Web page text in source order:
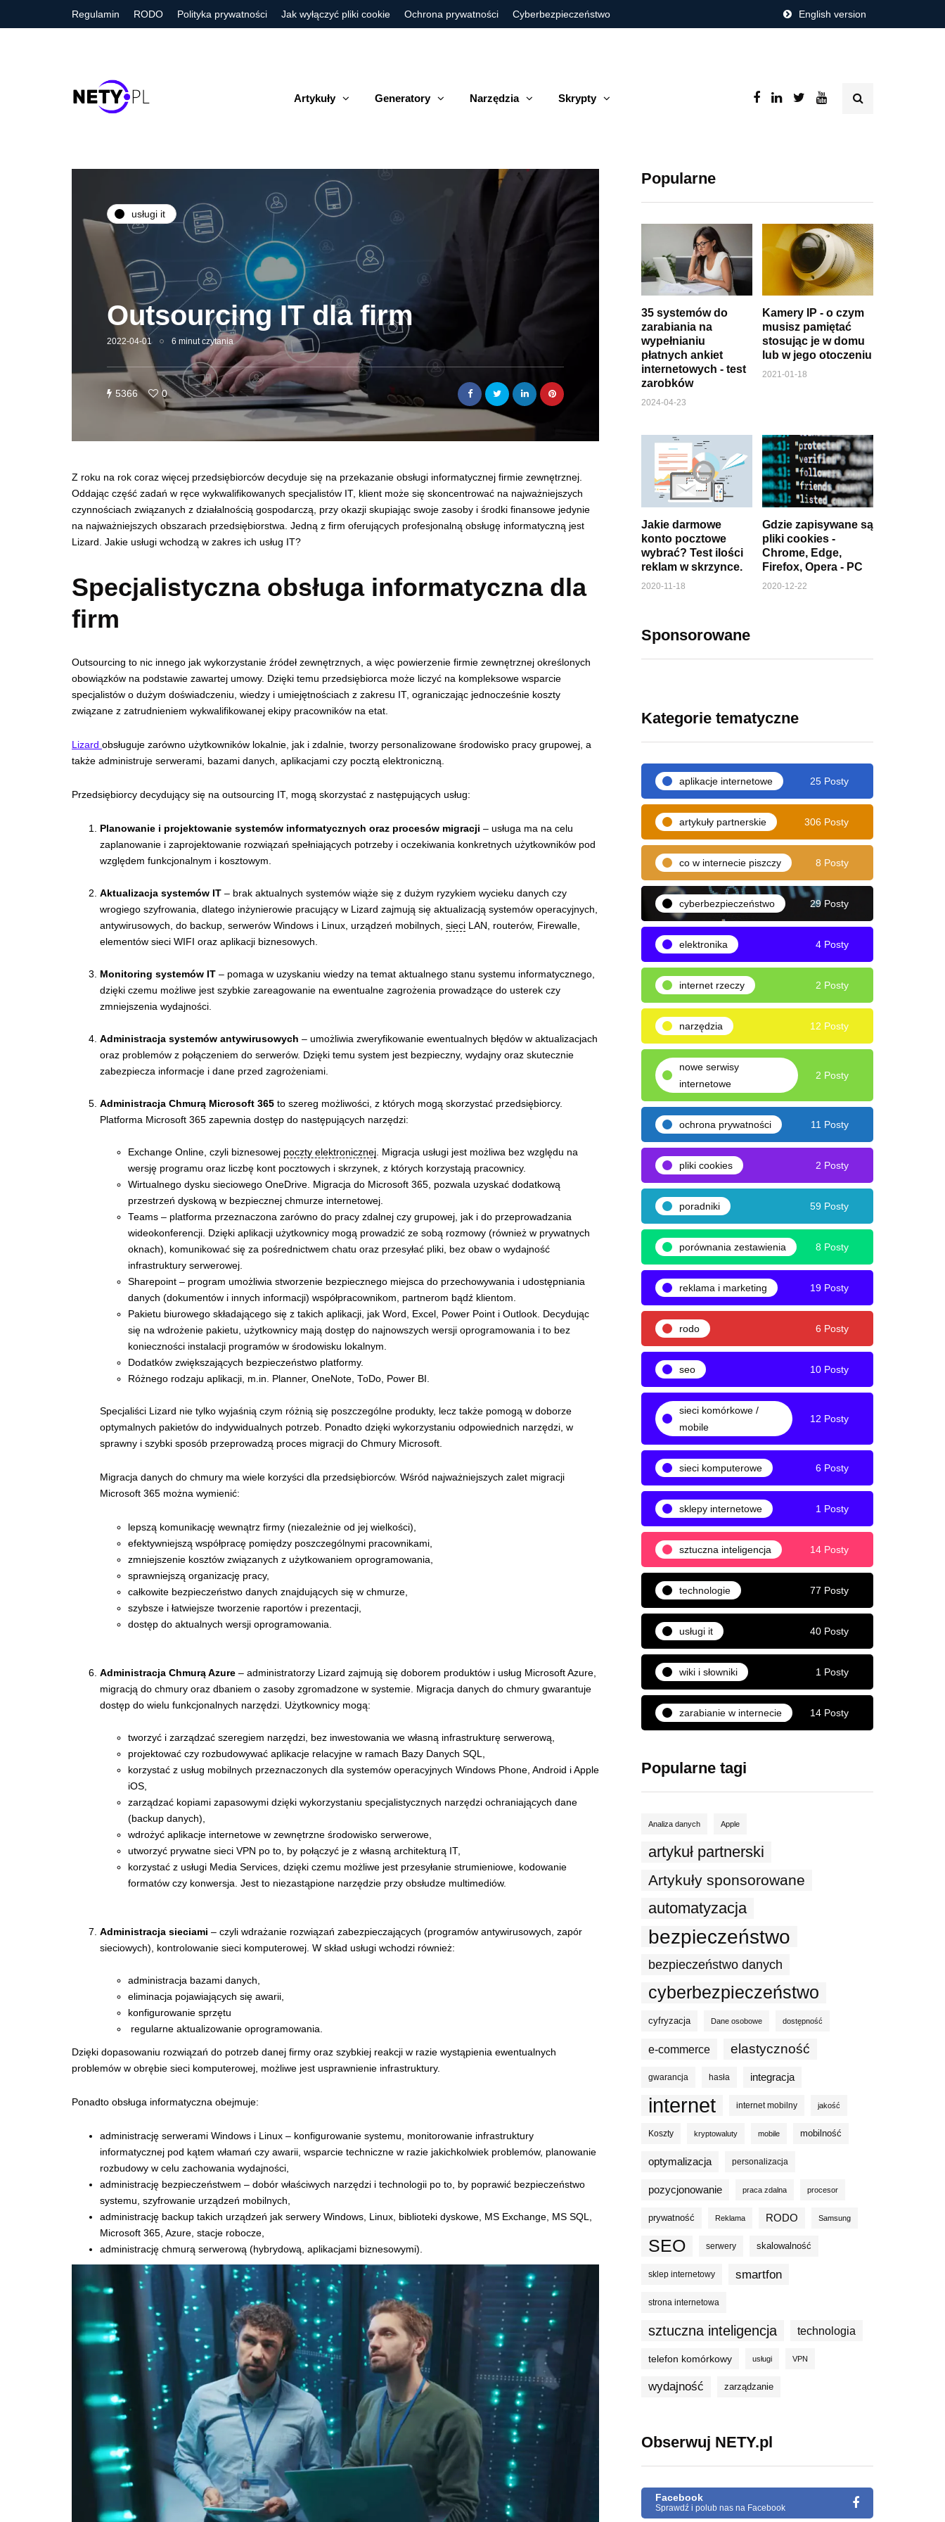
Regulamin RODO Polityka prywatności Jak wyłączyć pliki cookie Ochrona prywatności Cyberbezpieczeństwo English version
Artykuły Generatory Narzędzia Skrypty
usługi it
Outsourcing IT dla firm
2022-04-01 6 minut czytania
5366 0
Z roku na rok coraz więcej przedsiębiorców decyduje się na przekazanie obsługi informatycznej firmie zewnętrznej.
Oddając część zadań w ręce wykwalifikowanych specjalistów IT, klient może się skoncentrować na najważniejszych
czynnościach związanych z działalnością gospodarczą, przy okazji skupiając swoje zasoby i środki finansowe jedynie
na najważniejszych obszarach przedsiębiorstwa. Jedną z firm oferujących profesjonalną obsługę informatyczną jest
Lizard. Jakie usługi wchodzą w zakres ich usług IT?
Specjalistyczna obsługa informatyczna dla
firm
Outsourcing to nic innego jak wykorzystanie źródeł zewnętrznych, a więc powierzenie firmie zewnętrznej określonych
obowiązków na podstawie zawartej umowy. Dzięki temu przedsiębiorca może liczyć na kompleksowe wsparcie
specjalistów o dużym doświadczeniu, wiedzy i umiejętnościach z zakresu IT, ograniczając jednocześnie koszty
związane z zatrudnieniem wykwalifikowanej ekipy pracowników na etat.
Lizard obsługuje zarówno użytkowników lokalnie, jak i zdalnie, tworzy personalizowane środowisko pracy grupowej, a
także administruje serwerami, bazami danych, aplikacjami czy pocztą elektroniczną.
Przedsiębiorcy decydujący się na outsourcing IT, mogą skorzystać z następujących usług:
Planowanie i projektowanie systemów informatycznych oraz procesów migracji – usługa ma na celu
zaplanowanie i zaprojektowanie rozwiązań spełniających potrzeby i oczekiwania konkretnych użytkowników pod
względem funkcjonalnym i kosztowym.
Aktualizacja systemów IT – brak aktualnych systemów wiąże się z dużym ryzykiem wycieku danych czy
wrogiego szyfrowania, dlatego inżynierowie pracujący w Lizard zajmują się aktualizacją systemów operacyjnych,
antywirusowych, do backup, serwerów Windows i Linux, urządzeń mobilnych, sieci LAN, routerów, Firewalle,
elementów sieci WIFI oraz aplikacji biznesowych.
Monitoring systemów IT – pomaga w uzyskaniu wiedzy na temat aktualnego stanu systemu informatycznego,
dzięki czemu możliwe jest szybkie zareagowanie na ewentualne zagrożenia prowadzące do usterek czy
zmniejszenia wydajności.
Administracja systemów antywirusowych – umożliwia zweryfikowanie ewentualnych błędów w aktualizacjach
oraz problemów z połączeniem do serwerów. Dzięki temu system jest bezpieczny, wydajny oraz skutecznie
zabezpiecza informacje i dane przed zagrożeniami.
Administracja Chmurą Microsoft 365 to szereg możliwości, z których mogą skorzystać przedsiębiorcy.
Platforma Microsoft 365 zapewnia dostęp do następujących narzędzi:
Exchange Online, czyli biznesowej poczty elektronicznej. Migracja usługi jest możliwa bez względu na
wersję programu oraz liczbę kont pocztowych i skrzynek, z których korzystają pracownicy.
Wirtualnego dysku sieciowego OneDrive. Migracja do Microsoft 365, pozwala uzyskać dodatkową
przestrzeń dyskową w bezpiecznej chmurze internetowej.
Teams – platforma przeznaczona zarówno do pracy zdalnej czy grupowej, jak i do przeprowadzania
wideokonferencji. Dzięki aplikacji użytkownicy mogą prowadzić ze sobą rozmowy (również w prywatnych
oknach), komunikować się za pośrednictwem chatu oraz przesyłać pliki, bez obaw o wydajność
infrastruktury serwerowej.
Sharepoint – program umożliwia stworzenie bezpiecznego miejsca do przechowywania i udostępniania
danych (dokumentów i innych informacji) współpracownikom, partnerom bądź klientom.
Pakietu biurowego składającego się z takich aplikacji, jak Word, Excel, Power Point i Outlook. Decydując
się na wdrożenie pakietu, użytkownicy mają dostęp do najnowszych wersji oprogramowania i to bez
konieczności instalacji programów w środowisku lokalnym.
Dodatków zwiększających bezpieczeństwo platformy.
Różnego rodzaju aplikacji, m.in. Planner, OneNote, ToDo, Power BI.
Specjaliści Lizard nie tylko wyjaśnią czym różnią się poszczególne produkty, lecz także pomogą w doborze
optymalnych pakietów do indywidualnych potrzeb. Ponadto dzięki wykorzystaniu odpowiednich narzędzi, w
sprawny i szybki sposób przeprowadzą proces migracji do Chmury Microsoft.
Migracja danych do chmury ma wiele korzyści dla przedsiębiorców. Wśród najważniejszych zalet migracji
Microsoft 365 można wymienić:
lepszą komunikację wewnątrz firmy (niezależnie od jej wielkości),
efektywniejszą współpracę pomiędzy poszczególnymi pracownikami,
zmniejszenie kosztów związanych z użytkowaniem oprogramowania,
sprawniejszą organizację pracy,
całkowite bezpieczeństwo danych znajdujących się w chmurze,
szybsze i łatwiejsze tworzenie raportów i prezentacji,
dostęp do aktualnych wersji oprogramowania.
Administracja Chmurą Azure – administratorzy Lizard zajmują się doborem produktów i usług Microsoft Azure,
migracją do chmury oraz dbaniem o zasoby zgromadzone w systemie. Migracja danych do chmury gwarantuje
dostęp do wielu funkcjonalnych narzędzi. Użytkownicy mogą:
tworzyć i zarządzać szeregiem narzędzi, bez inwestowania we własną infrastrukturę serwerową,
projektować czy rozbudowywać aplikacje relacyjne w ramach Bazy Danych SQL,
korzystać z usług mobilnych przeznaczonych dla systemów operacyjnych Windows Phone, Android i Apple
iOS,
zarządzać kopiami zapasowymi dzięki wykorzystaniu specjalistycznych narzędzi ochraniających dane
(backup danych),
wdrożyć aplikacje internetowe w zewnętrzne środowisko serwerowe,
utworzyć prywatne sieci VPN po to, by połączyć je z własną architekturą IT,
korzystać z usługi Media Services, dzięki czemu możliwe jest przesyłanie strumieniowe, kodowanie
formatów czy konwersja. Jest to niezastąpione narzędzie przy obsłudze multimediów.
Administracja sieciami – czyli wdrażanie rozwiązań zabezpieczających (programów antywirusowych, zapór
sieciowych), kontrolowanie sieci komputerowej. W skład usługi wchodzi również:
administracja bazami danych,
eliminacja pojawiających się awarii,
konfigurowanie sprzętu
regularne aktualizowanie oprogramowania.
Dzięki dopasowaniu rozwiązań do potrzeb danej firmy oraz szybkiej reakcji w razie wystąpienia ewentualnych
problemów w obrębie sieci komputerowej, możliwe jest usprawnienie infrastruktury.
Ponadto obsługa informatyczna obejmuje:
administrację serwerami Windows i Linux – konfigurowanie systemu, monitorowanie infrastruktury
informatycznej pod kątem włamań czy awarii, wsparcie techniczne w razie jakichkolwiek problemów, planowanie
rozbudowy w celu zachowania wydajności,
administrację bezpieczeństwem – dobór właściwych narzędzi i technologii po to, by poprawić bezpieczeństwo
systemu, szyfrowanie urządzeń mobilnych,
administrację backup takich urządzeń jak serwery Windows, Linux, biblioteki dyskowe, MS Exchange, MS SQL,
Microsoft 365, Azure, stacje robocze,
administrację chmurą serwerową (hybrydową, aplikacjami biznesowymi).
Popularne
35 systemów do
zarabiania na
wypełnianiu
płatnych ankiet
internetowych - test
zarobków
2024-04-23
Kamery IP - o czym
musisz pamiętać
stosując je w domu
lub w jego otoczeniu
2021-01-18
Jakie darmowe
konto pocztowe
wybrać? Test ilości
reklam w skrzynce.
2020-11-18
Gdzie zapisywane są
pliki cookies -
Chrome, Edge,
Firefox, Opera - PC
2020-12-22
Sponsorowane
Kategorie tematyczne
aplikacje internetowe 25 Posty
artykuły partnerskie 306 Posty
co w internecie piszczy 8 Posty
cyberbezpieczeństwo 29 Posty
elektronika 4 Posty
internet rzeczy 2 Posty
narzędzia 12 Posty
nowe serwisy
internetowe
2 Posty
ochrona prywatności 11 Posty
pliki cookies 2 Posty
poradniki 59 Posty
porównania zestawienia 8 Posty
reklama i marketing 19 Posty
rodo 6 Posty
seo 10 Posty
sieci komórkowe /
mobile
12 Posty
sieci komputerowe 6 Posty
sklepy internetowe 1 Posty
sztuczna inteligencja 14 Posty
technologie 77 Posty
usługi it 40 Posty
wiki i słowniki 1 Posty
zarabianie w internecie 14 Posty
Popularne tagi
Analiza danych Apple
artykuł partnerski
Artykuły sponsorowane
automatyzacja
bezpieczeństwo
bezpieczeństwo danych
cyberbezpieczeństwo
cyfryzacja Dane osobowe dostępność
e-commerce elastyczność
gwarancja hasła integracja
internet internet mobilny jakość
Koszty kryptowaluty mobile mobilność
optymalizacja personalizacja
pozycjonowanie praca zdalna procesor
prywatność Reklama RODO Samsung
SEO serwery skalowalność
sklep internetowy smartfon
strona internetowa
sztuczna inteligencja technologia
telefon komórkowy usługi VPN
wydajność zarządzanie
Obserwuj NETY.pl
Facebook
Sprawdź i polub nas na Facebook